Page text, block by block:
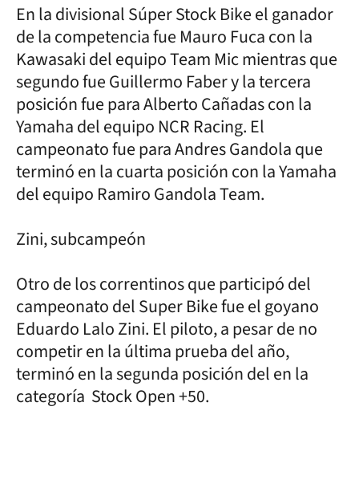
En la divisional Súper Stock Bike el ganador
de la competencia fue Mauro Fuca con la
Kawasaki del equipo Team Mic mientras que
segundo fue Guillermo Faber y la tercera
posición fue para Alberto Cañadas con la
Yamaha del equipo NCR Racing. El
campeonato fue para Andres Gandola que
terminó en la cuarta posición con la Yamaha
del equipo Ramiro Gandola Team.
Zini, subcampeón
Otro de los correntinos que participó del
campeonato del Super Bike fue el goyano
Eduardo Lalo Zini. El piloto, a pesar de no
competir en la última prueba del año,
terminó en la segunda posición del en la
categoría Stock Open +50.